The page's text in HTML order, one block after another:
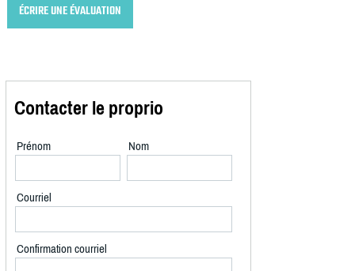
ÉCRIRE UNE ÉVALUATION
Contacter le proprio
Prénom Nom
Courriel
Confirmation courriel